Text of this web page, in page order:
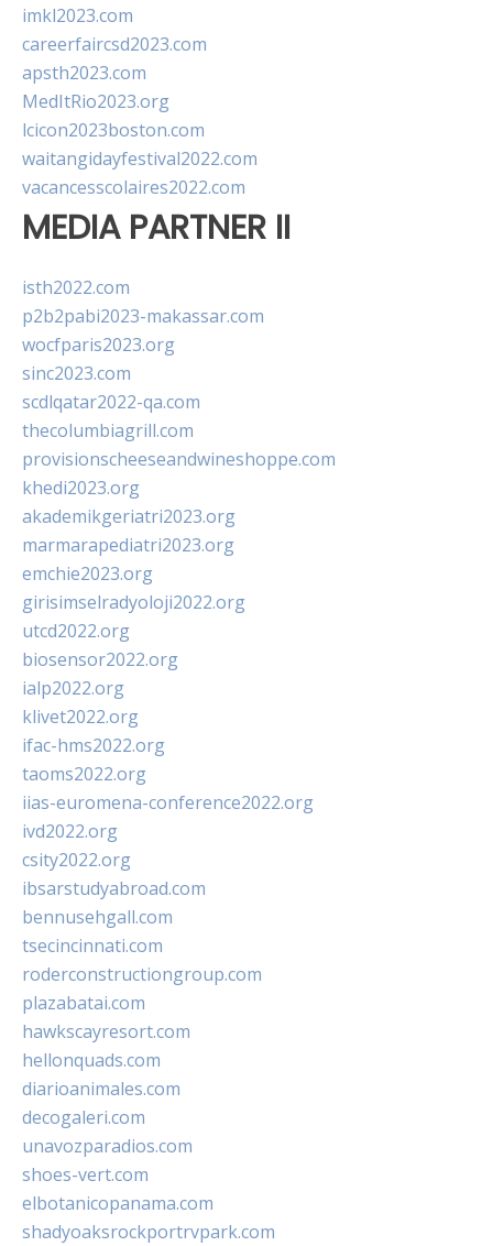
imkl2023.com
careerfaircsd2023.com
apsth2023.com
MedItRio2023.org
lcicon2023boston.com
waitangidayfestival2022.com
vacancesscolaires2022.com
MEDIA PARTNER II
isth2022.com
p2b2pabi2023-makassar.com
wocfparis2023.org
sinc2023.com
scdlqatar2022-qa.com
thecolumbiagrill.com
provisionscheeseandwineshoppe.com
khedi2023.org
akademikgeriatri2023.org
marmarapediatri2023.org
emchie2023.org
girisimselradyoloji2022.org
utcd2022.org
biosensor2022.org
ialp2022.org
klivet2022.org
ifac-hms2022.org
taoms2022.org
iias-euromena-conference2022.org
ivd2022.org
csity2022.org
ibsarstudyabroad.com
bennusehgall.com
tsecincinnati.com
roderconstructiongroup.com
plazabatai.com
hawkscayresort.com
hellonquads.com
diarioanimales.com
decogaleri.com
unavozparadios.com
shoes-vert.com
elbotanicopanama.com
shadyoaksrockportrvpark.com